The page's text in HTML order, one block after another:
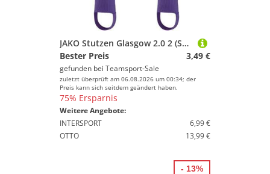
JAKO Stutzen Glasgow 2.0 2 (Senior) Lila
Bester Preis
3,49 €
gefunden bei Teamsport-Sale
zuletzt überprüft am 06.08.2026 um 00:34; der
Preis kann sich seitdem geändert haben.
75% Ersparnis
Weitere Angebote:
INTERSPORT
6,99 €
OTTO
13,99 €
- 13%